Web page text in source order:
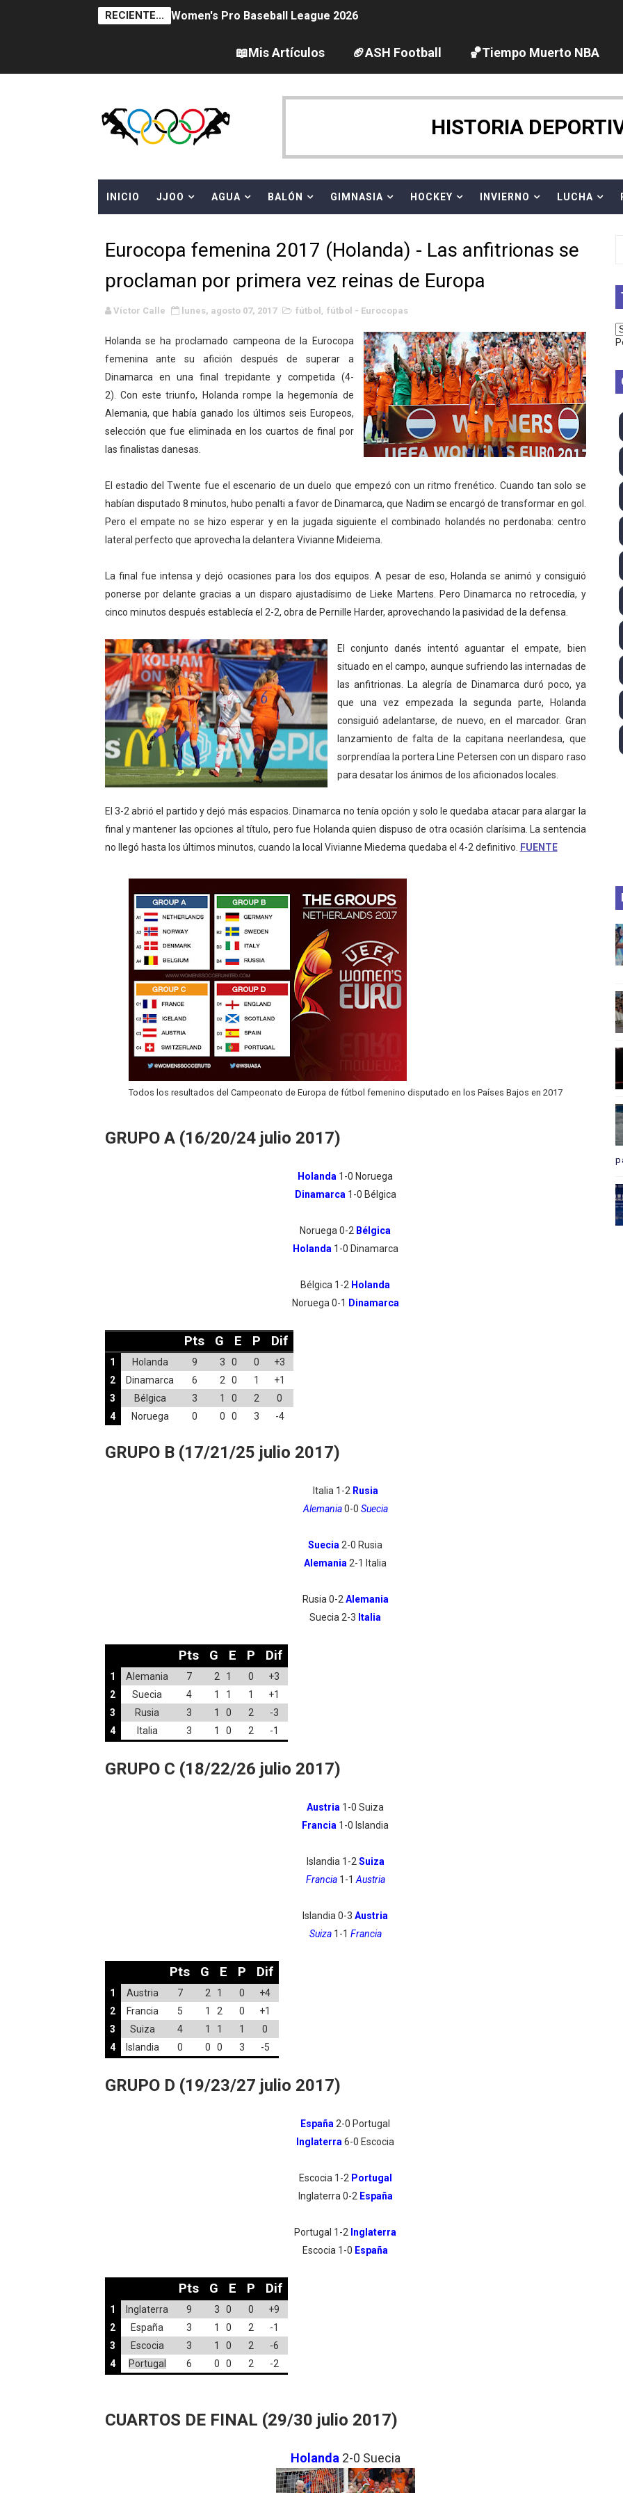
RECIENTE... Women's Pro Baseball League 2026
Campeonato de Europa en aguas abiertas 2026 (París, Francia) - Dobletes de
Campeonato de Europa de pentatlón moderno 2026 (Estambul, Turquía)
WWE NXT - Myles Borne y Tavion Heights ponen fin al reinado por parejas de The
Canadá Open 2026
Canadian Elite Basketball League
EFA y AFLE 2026 - Regular season
Grandes éxitos por fin para Chelsea Green, Chad Gable y Baron Corbin en
Campeonato de Europa de MTB 2026 (Monteceneri, Suiza) - Charlie Aldridge y Sina
Campeonato de Europa de remo 2026 (Varese, Italia) - Rumanía, Alemania y Gran
Mundial de lacrosse femenino 2026 (Tokio, Japón) - Estados Unidos invencibles, ya
Máxima celebración en el último Impact! con Jason Hotch como nuevo TNA
Mundial de esgrima 2026 (Hong Kong) - La delegación italiana arrasa con 4 oros y 4
Raquel Rodriguez es la nueva monarca Intercontinental, su primer título individual en
Athletes Unlimited Softball League 2026 - Las Utah Talons son bicampeonas de la
Mundial de piragüismo slalom 2026 (Oklahoma City, Estados Unidos) - Miquel Travé
Tour de Francia masculino 2026 - Tadej Pogacar entra en el selecto grupo de los
Mundial de Fórmula 1 2026 - Lando Norris consigue en Hungría su primera victoria del
Copa del Mundo femenina 2026 - Estados Unidos campeón dejando a España a las
Campeonato de Europa de saltos 2026 (París, Francia) - Medalla de bronce para
Campeonato de Europa de natación artística 2026 (París, Francia) - España domina
AEW - Adam Page con Brodido desbancan una semana después a The Demand por
Tour de Francia femenino 2026 - Etapa 5
📖Mis Artículos 🏈ASH Football 🏀Tiempo Muerto NBA
HISTORIA
INICIO JJOO AGUA BALÓN GIMNASIA HOCKEY INVIERNO LUCHA
Eurocopa femenina 2017 (Holanda) - Las anfitrionas se
proclaman por primera vez reinas de Europa
Víctor Calle lunes, agosto 07, 2017 fútbol , fútbol - Eurocopas
Holanda se ha proclamado campeona de la Eurocopa
femenina ante su afición después de superar a
Dinamarca en una final trepidante y competida (4-
2). Con este triunfo, Holanda rompe la hegemonía de
Alemania, que había ganado los últimos seis Europeos,
selección que fue eliminada en los cuartos de final por
las finalistas danesas.
El estadio del Twente fue el escenario de un duelo que empezó con un ritmo frenético. Cuando tan solo se
habían disputado 8 minutos, hubo penalti a favor de Dinamarca, que Nadim se encargó de transformar en gol.
Pero el empate no se hizo esperar y en la jugada siguiente el combinado holandés no perdonaba: centro
lateral perfecto que aprovecha la delantera Vivianne Mideiema.
La final fue intensa y dejó ocasiones para los dos equipos. A pesar de eso, Holanda se animó y consiguió
ponerse por delante gracias a un disparo ajustadísimo de Lieke Martens. Pero Dinamarca no retrocedía, y
cinco minutos después establecía el 2-2, obra de Pernille Harder, aprovechando la pasividad de la defensa.
El conjunto danés intentó aguantar el empate, bien
situado en el campo, aunque sufriendo las internadas de
las anfitrionas. La alegría de Dinamarca duró poco, ya
que una vez empezada la segunda parte, Holanda
consiguió adelantarse, de nuevo, en el marcador. Gran
lanzamiento de falta de la capitana neerlandesa, que
sorprendíaa la portera Line Petersen con un disparo raso
para desatar los ánimos de los aficionados locales.
El 3-2 abrió el partido y dejó más espacios. Dinamarca no tenía opción y solo le quedaba atacar para alargar la
final y mantener las opciones al título, pero fue Holanda quien dispuso de otra ocasión clarísima. La sentencia
no llegó hasta los últimos minutos, cuando la local Vivianne Miedema quedaba el 4-2 definitivo.
FUENTE
Todos los resultados del Campeonato de Europa de fútbol femenino disputado en los Países Bajos en 2017
GRUPO A (16/20/24 julio 2017)
Holanda 1-0 Noruega
Dinamarca 1-0 Bélgica
Noruega 0-2 Bélgica
Holanda 1-0 Dinamarca
Bélgica 1-2 Holanda
Noruega 0-1 Dinamarca
Pts G E P Dif
1 Holanda 9 3 0 0
+3
2
Dinamarca 6 2 0 1
+1
3
Bélgica 3 1 0 2
0
4
Noruega 0 0 0 3 -4
GRUPO B (17/21/25 julio 2017)
Italia 1-2 Rusia
Alemania0-0 Suecia
Suecia 2-0 Rusia
Alemania 2-1 Italia
Rusia 0-2 Alemania
Suecia 2-3 Italia
Pts G E P Dif
1 Alemania 7 2 1 0
+3
2
Suecia 4 1 1 1
+1
3
Rusia 3 1 0 2
-3
4
Italia 3 1 0 2 -1
GRUPO C (18/22/26 julio 2017)
Austria 1-0 Suiza
Francia 1-0 Islandia
Islandia 1-2 Suiza
Francia 1-1 Austria
Islandia 0-3Austria
Suiza 1-1 Francia
Pts G E P Dif
1 Austria 7 2 1 0
+4
2
Francia 5 1 2 0
+1
3
Suiza 4 1 1 1
0
4
Islandia 0 0 0 3 -5
GRUPO D (19/23/27 julio 2017)
España 2-0 Portugal
Inglaterra6-0 Escocia
Escocia 1-2 Portugal
Inglaterra 0-2 España
Portugal 1-2 Inglaterra
Escocia 1-0 España
Pts G E P Dif
1 Inglaterra 9 3 0 0
+9
2
España 3 1 0 2
-1
3
Escocia 3 1 0 2
-6
4
Portugal 6 0 0 2 -2
CUARTOS DE FINAL (29/30 julio 2017)
Holanda 2-0 Suecia